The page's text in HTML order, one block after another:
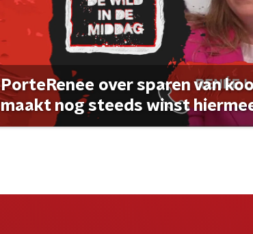
PorteRenee over sparen van
maakt nog steeds winst